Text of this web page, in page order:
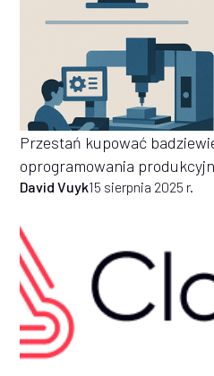
Przestań kupować
oprogramowania
David Vuyk15 sierpnia 2025 r.